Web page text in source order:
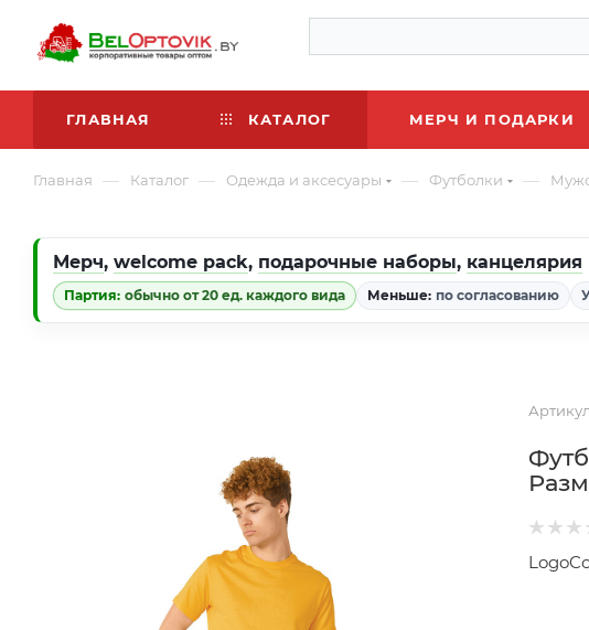
ГЛАВНАЯ КАТАЛОГ МЕРЧ И ПОДАРКИ
Главная — Каталог — Одежда и аксесуары — Футболки —
Мерч, welcome pack, подарочные наборы, канцелярия
Партия: обычно от 20 ед. каждого вида Меньше: по согласованию